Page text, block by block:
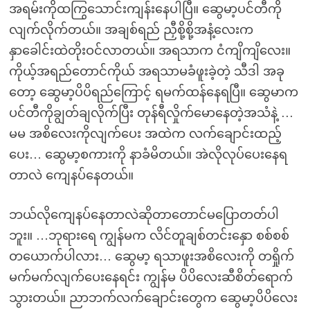
အရမ်းကိုထကြွသောင်းကျန်းနေပါပြီ။ ဆွေမာ့ပင်တီကို
လျက်လိုက်တယ်။ အချစ်ရည် ညှီစို့စို့အနံ့လေးက
နှာခေါင်းထဲတိုးဝင်လာတယ်။ အရသာက ငံကျိကျိလေး။
ကိုယ့်အရည်တောင်ကိုယ် အရသာမခံဖူးခဲ့တဲ့ သီဒါ အခု
တော့ ဆွေမာ့ပိပိရည်ကြောင့် ရမက်ထန်နေရပြီ။ ဆွေမာက
ပင်တီကိုချွတ်ချလိုက်ပြီး တုန်ရီလှိုက်မောနေတဲ့အသံနဲ့ …
မမ အစိလေးကိုလျက်ပေး အထဲက လက်ချောင်းထည့်
ပေး… ဆွေမာ့စကားကို နာခံမိတယ်။ အဲလိုလုပ်ပေးနေရ
တာလဲ ကျေနပ်နေတယ်။
ဘယ်လိုကျေနပ်နေတာလဲဆိုတာတောင်မပြောတတ်ပါ
ဘူး။ …ဘုရားရေ ကျွန်မက လိင်တူချစ်တင်းနှော စစ်စစ်
တယောက်ပါလား… ဆွေမာ့ ရသာဖူးအစိလေးကို တရှိုက်
မက်မက်လျက်ပေးနေရင်း ကျွန်မ ပိပိလေးဆီစိတ်ရောက်
သွားတယ်။ ညာဘက်လက်ချောင်းတွေက ဆွေမာ့ပိပိလေး